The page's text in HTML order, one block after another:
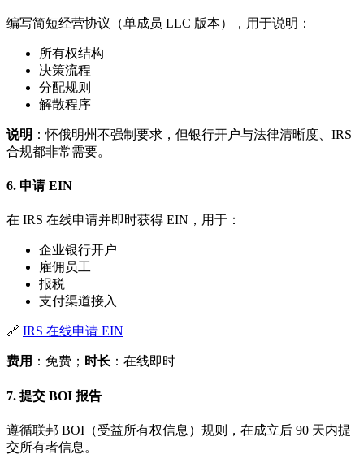
编写简短经营协议（单成员 LLC 版本），用于说明：
所有权结构
决策流程
分配规则
解散程序
说明 ：怀俄明州不强制要求，但银行开户与法律清晰度、IRS
合规都非常需要。
6. 申请 EIN
在 IRS 在线申请并即时获得 EIN，用于：
企业银行开户
雇佣员工
报税
支付渠道接入
🔗 IRS 在线申请 EIN
费用 ：免费； 时长 ：在线即时
7. 提交 BOI 报告
遵循联邦 BOI（受益所有权信息）规则，在成立后 90 天内提
交所有者信息。